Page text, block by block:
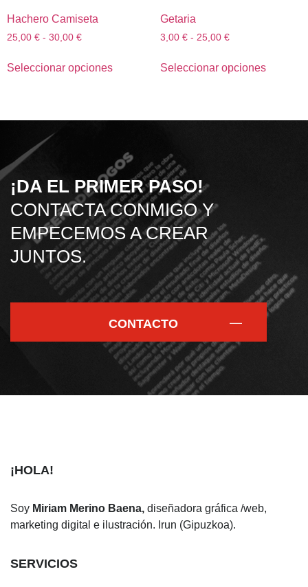
Hachero Camiseta
25,00 € - 30,00 €
Seleccionar opciones
Getaria
3,00 € - 25,00 €
Seleccionar opciones
¡DA EL PRIMER PASO!
CONTACTA CONMIGO Y
EMPECEMOS A CREAR
JUNTOS.
CONTACTO
¡HOLA!
Soy Miriam Merino Baena, diseñadora gráfica /web,
marketing digital e ilustración. Irun (Gipuzkoa).
SERVICIOS